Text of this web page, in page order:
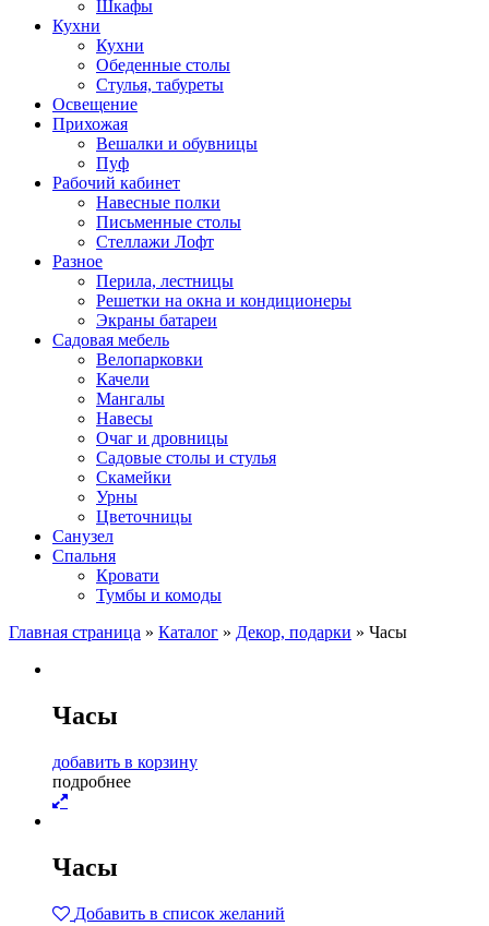
Шкафы
Кухни
Кухни
Обеденные столы
Стулья, табуреты
Освещение
Прихожая
Вешалки и обувницы
Пуф
Рабочий кабинет
Навесные полки
Письменные столы
Стеллажи Лофт
Разное
Перила, лестницы
Решетки на окна и кондиционеры
Экраны батареи
Садовая мебель
Велопарковки
Качели
Мангалы
Навесы
Очаг и дровницы
Садовые столы и стулья
Скамейки
Урны
Цветочницы
Санузел
Спальня
Кровати
Тумбы и комоды
Главная страница » Каталог » Декор, подарки » Часы
Часы
добавить в корзину
подробнее
Часы
Добавить в список желаний